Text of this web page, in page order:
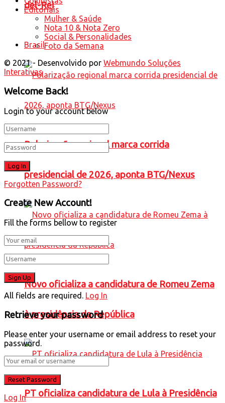
del-Rei
Brasil
Polarização regional marca corrida
presidencial de 2026, aponta BTG/Nexus
Novo oficializa a candidatura de Romeu Zema
à presidência da República
PT oficializa candidatura de Lula à Presidência
Editoriais
Mulher & Saúde
Nota 10 & Nota Zero
Social & Personalidades
Foto da Semana
© 2021 - Desenvolvido por Webmundo Soluções
Interativas
Welcome Back!
Login to your account below
Forgotten Password?
Create New Account!
Fill the forms bellow to register
All fields are required. Log In
Retrieve your password
Please enter your username or email address to reset your
password.
Log In